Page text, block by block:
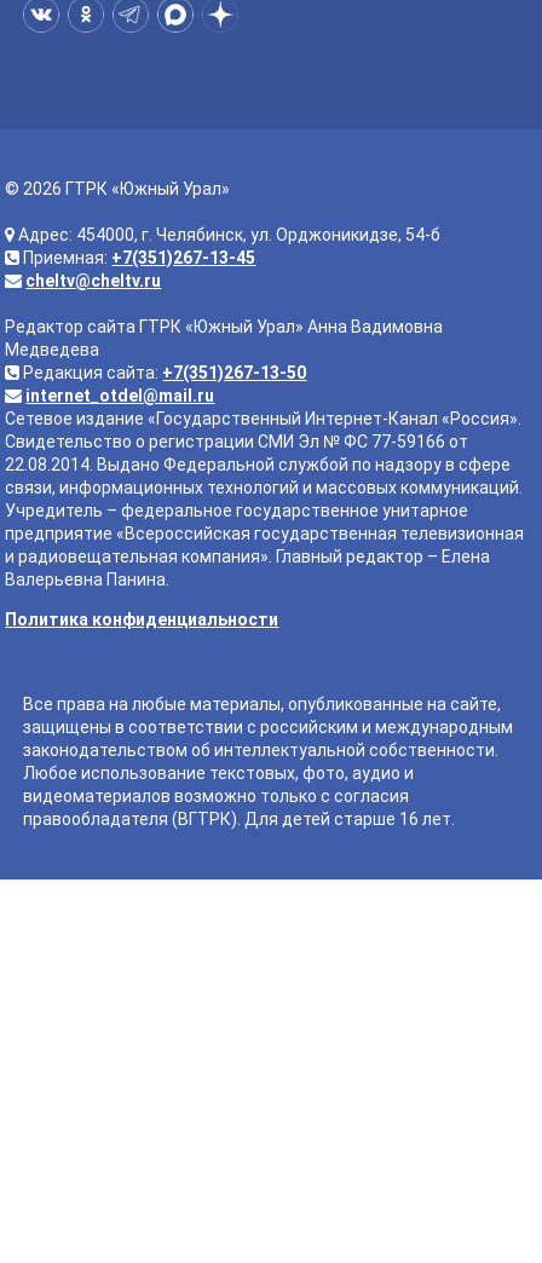
© 2026 ГТРК «Южный Урал»
Адрес: 454000, г. Челябинск, ул. Орджоникидзе, 54-б
Приемная: +7(351)267-13-45
cheltv@cheltv.ru
Редактор сайта ГТРК «Южный Урал» Анна Вадимовна
Медведева
Редакция сайта: +7(351)267-13-50
internet_otdel@mail.ru
Сетевое издание «Государственный Интернет-Канал «Россия».
Свидетельство о регистрации СМИ Эл № ФС 77-59166 от
22.08.2014. Выдано Федеральной службой по надзору в сфере
связи, информационных технологий и массовых коммуникаций.
Учредитель – федеральное государственное унитарное
предприятие «Всероссийская государственная телевизионная
и радиовещательная компания». Главный редактор – Елена
Валерьевна Панина.
Политика конфиденциальности
Все права на любые материалы, опубликованные на сайте,
защищены в соответствии с российским и международным
законодательством об интеллектуальной собственности.
Любое использование текстовых, фото, аудио и
видеоматериалов возможно только с согласия
правообладателя (ВГТРК). Для детей старше 16 лет.